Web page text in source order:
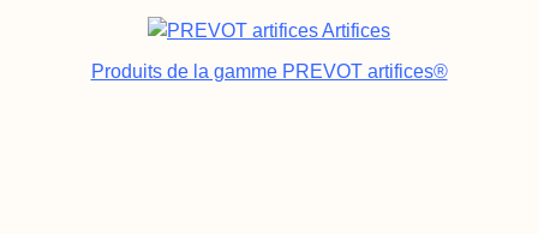
Produits de la gamme PREVOT artifices®